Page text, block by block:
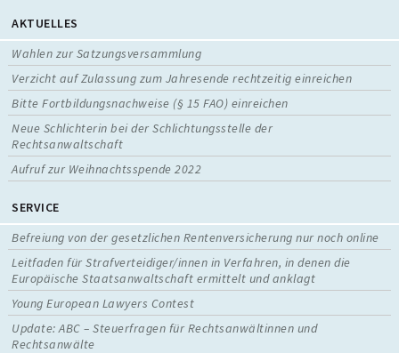
AKTUELLES
Wahlen zur Satzungsversammlung
Verzicht auf Zulassung zum Jahresende rechtzeitig einreichen
Bitte Fortbildungsnachweise (§ 15 FAO) einreichen
Neue Schlichterin bei der Schlichtungsstelle der
Rechtsanwaltschaft
Aufruf zur Weihnachtsspende 2022
SERVICE
Befreiung von der gesetzlichen Rentenversicherung nur noch online
Leitfaden für Strafverteidiger/innen in Verfahren, in denen die
Europäische Staatsanwaltschaft ermittelt und anklagt
Young European Lawyers Contest
Update: ABC – Steuerfragen für Rechtsanwältinnen und
Rechtsanwälte